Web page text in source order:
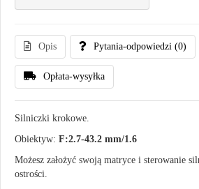
Opis Pytania-odpowiedzi (0)
Opłata-wysyłka
Silniczki krokowe.
Obiektyw: F:2.7-43.2 mm/1.6
Możesz założyć swoją matryce i sterowanie
ostrości.